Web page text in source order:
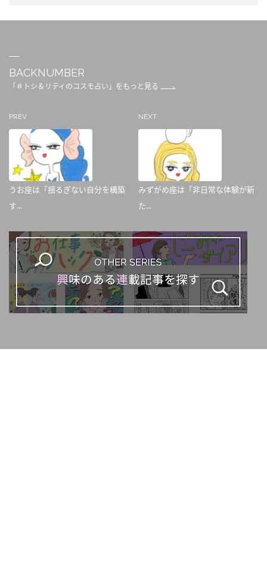
BACKNUMBER
「＃トシ＆リティのコスモ占い」をもっと見る
PREV
うお座は「揺るぎない自分を構築
す...
NEXT
みずがめ座は「非日常な体験が新
た...